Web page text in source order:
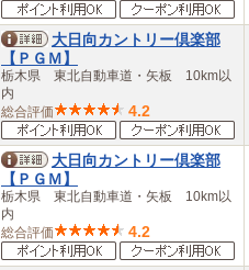
大日向カントリー倶楽部
【ＰＧＭ】
栃木県 東北自動車道・矢板 10km以
内
総合評価
4.2
大日向カントリー倶楽部
【ＰＧＭ】
栃木県 東北自動車道・矢板 10km以
内
総合評価
4.2